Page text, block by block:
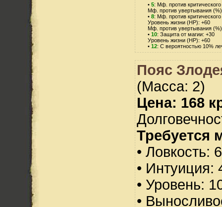
• 5: Мф. против
Мф. против увертывания
• 8: Мф. против
Уровень жизни (HP): +60
Мф. против увертывания
• 10: Защита от магии: +30
Уровень жизни (HP): +60
• 12: С вероятностью 10%
Пояс
(Масса: 2)
Цена: 168
Требуется
• Ловкость:
• Интуиция:
• Уровень:
•